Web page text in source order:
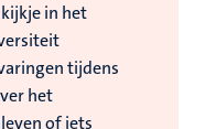
in het
tijdens
het
of iets